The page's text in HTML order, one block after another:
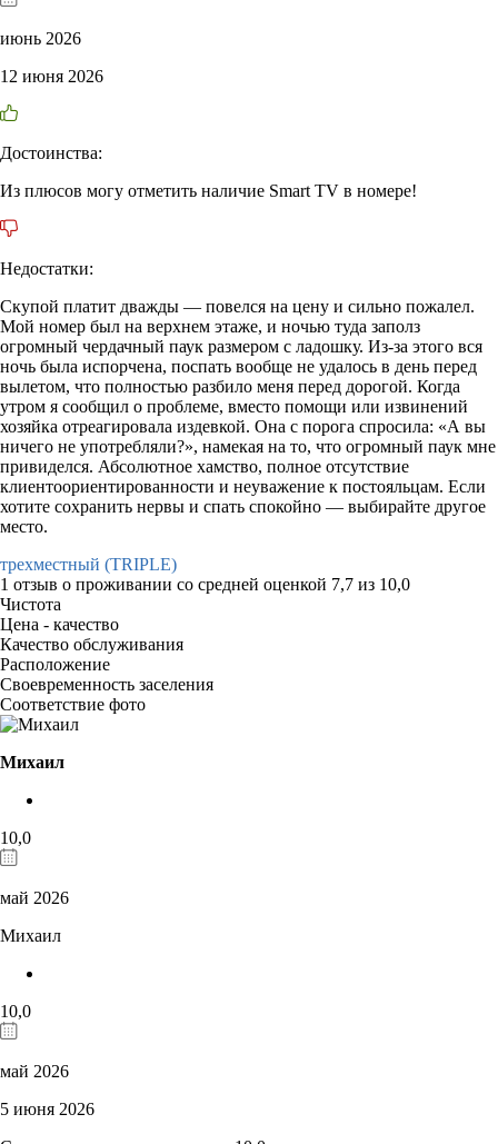
июнь 2026
12 июня 2026
Достоинства:
Из плюсов могу отметить наличие Smart TV в номере!
Недостатки:
Скупой платит дважды — повелся на цену и сильно пожалел.
Мой номер был на верхнем этаже, и ночью туда заполз
огромный чердачный паук размером с ладошку. Из-за этого вся
ночь была испорчена, поспать вообще не удалось в день перед
вылетом, что полностью разбило меня перед дорогой. Когда
утром я сообщил о проблеме, вместо помощи или извинений
хозяйка отреагировала издевкой. Она с порога спросила: «А вы
ничего не употребляли?», намекая на то, что огромный паук мне
привиделся. Абсолютное хамство, полное отсутствие
клиентоориентированности и неуважение к постояльцам. Если
хотите сохранить нервы и спать спокойно — выбирайте другое
место.
трехместный (TRIPLE)
1 отзыв о проживании со средней оценкой 7,7 из 10,0
Чистота
Цена - качество
Качество обслуживания
Расположение
Своевременность заселения
Соответствие фото
Михаил
10,0
май 2026
Михаил
10,0
май 2026
5 июня 2026